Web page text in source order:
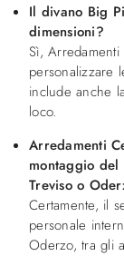
Il divano Big
dimensioni?
Sì,
personalizzare
include anche
loco.
Arredamenti
montaggio
Treviso o
Certamente, il
personale
Oderzo, tra gli